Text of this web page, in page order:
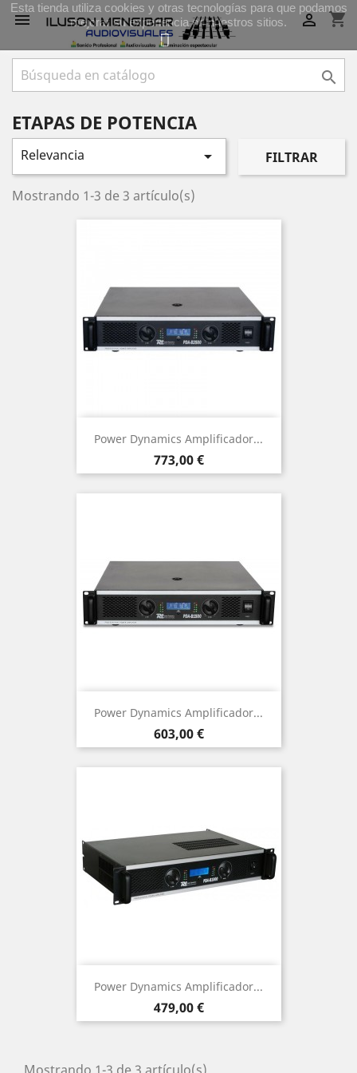
 shopping_cart


ETAPAS DE POTENCIA
Relevancia  FILTRAR
Mostrando 1-3 de 3 artículo(s)
Power Dynamics Amplificador...
Precio
773,00 €
Power Dynamics Amplificador...
Precio
603,00 €
Power Dynamics Amplificador...
Precio
479,00 €
Esta tienda utiliza cookies y otras tecnologías para que podamos
mejorar su experiencia en nuestros sitios.